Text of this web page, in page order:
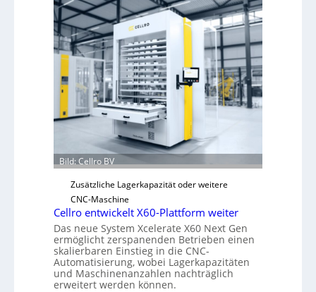
c
h
n
i
s
c
h
e
r
Ü
b
e
r
l
a
s
t
s
c
Bild: Cellro BV
Zusätzliche Lagerkapazität oder weitere
CNC-Maschine
Cellro entwickelt X60-Plattform weiter
Das neue System Xcelerate X60 Next Gen
ermöglicht zerspanenden Betrieben einen
skalierbaren Einstieg in die CNC-
Automatisierung, wobei Lagerkapazitäten
und Maschinenanzahlen nachträglich
erweitert werden können.